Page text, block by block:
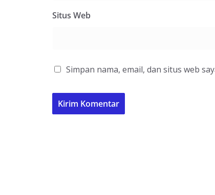
Situs Web
Simpan nama, email, dan situs web